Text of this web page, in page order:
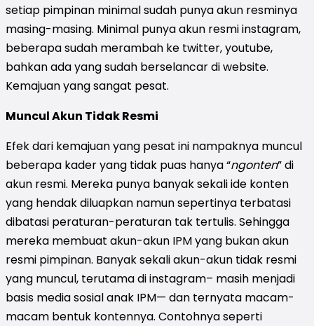
setiap pimpinan minimal sudah punya akun resminya
masing-masing. Minimal punya akun resmi instagram,
beberapa sudah merambah ke twitter, youtube,
bahkan ada yang sudah berselancar di website.
Kemajuan yang sangat pesat.
Muncul Akun Tidak Resmi
Efek dari kemajuan yang pesat ini nampaknya muncul
beberapa kader yang tidak puas hanya “ngonten” di
akun resmi. Mereka punya banyak sekali ide konten
yang hendak diluapkan namun sepertinya terbatasi
dibatasi peraturan-peraturan tak tertulis. Sehingga
mereka membuat akun-akun IPM yang bukan akun
resmi pimpinan. Banyak sekali akun-akun tidak resmi
yang muncul, terutama di instagram– masih menjadi
basis media sosial anak IPM— dan ternyata macam-
macam bentuk kontennya. Contohnya seperti